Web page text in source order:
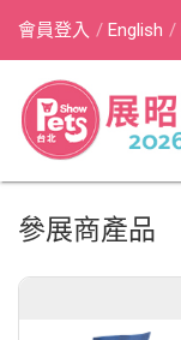
會員登入 English
參展商產品